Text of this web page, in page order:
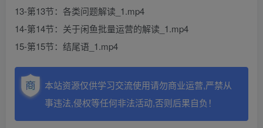
13-第13节：各类问题解读_1.mp4
14-第14节：关于闲鱼批量运营的解读_1.mp4
15-第15节：结尾语_1.mp4
本站资源仅供学习交流使用请勿商业运营,严禁从
事违法,侵权等任何非法活动,否则后果自负！